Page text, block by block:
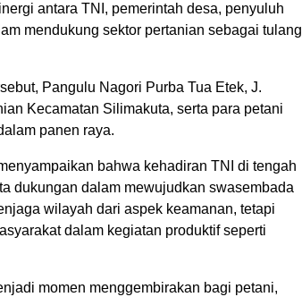
antara TNI, pemerintah desa, penyuluh
mendukung sektor pertanian sebagai tulang
Pangulu Nagori Purba Tua Etek, J.
Kecamatan Silimakuta, serta para petani
panen raya.
bahwa kehadiran TNI di tengah
dukungan dalam mewujudkan swasembada
wilayah dari aspek keamanan, tetapi
dalam kegiatan produktif seperti
momen menggembirakan bagi petani,